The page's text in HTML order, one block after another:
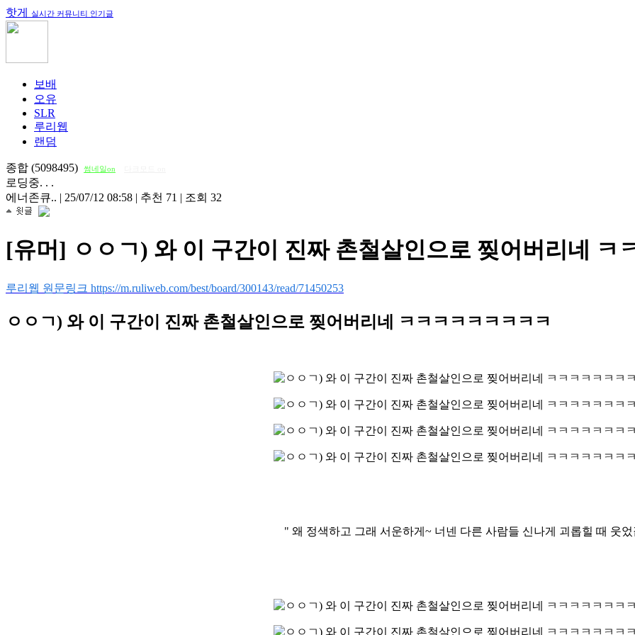
핫게 실시간 커뮤니티 인기글
보배
오유
SLR
루리웹
랜덤
종합 (5098495) 썸네일on
로딩중. . .
에너존큐.. | 25/07/12 08:58 | 추천 71 | 조회 32
[유머] ㅇㅇㄱ) 와 이 구간이 진짜 촌철살인으로 찢어버리네 ㅋ
루리웹 원문링크 https://m.ruliweb.com/best/board/300143/read/71450253
ㅇㅇㄱ) 와 이 구간이 진짜 촌철살인으로 찢어버리네 ㅋㅋㅋㅋㅋㅋㅋㅋㅋ
" 왜 정색하고 그래 서운하게~ 너넨 다른 사람들 신나게 괴롭힐 때 웃